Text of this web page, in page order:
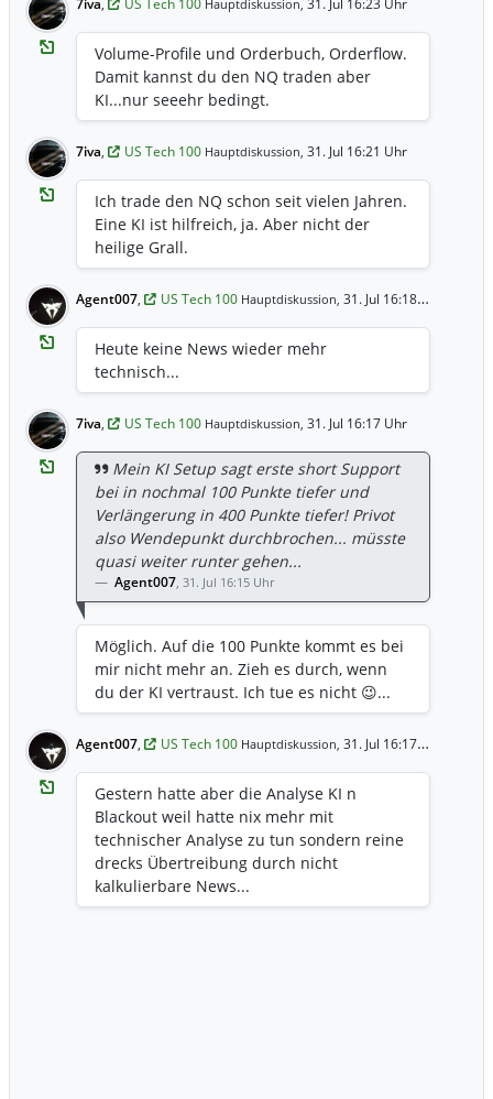
7iva, US Tech 100 Hauptdiskussion, 31. Jul 16:23 Uhr
Volume-Profile und Orderbuch, Orderflow.
Damit kannst du den NQ traden aber
KI...nur seeehr bedingt.
7iva, US Tech 100 Hauptdiskussion, 31. Jul 16:21 Uhr
Ich trade den NQ schon seit vielen Jahren.
Eine KI ist hilfreich, ja. Aber nicht der
heilige Grall.
Agent007, US Tech 100 Hauptdiskussion, 31. Jul 16:18 Uhr
Heute keine News wieder mehr
technisch...
7iva, US Tech 100 Hauptdiskussion, 31. Jul 16:17 Uhr
Mein KI Setup sagt erste short Support
bei in nochmal 100 Punkte tiefer und
Verlängerung in 400 Punkte tiefer! Privot
also Wendepunkt durchbrochen... müsste
quasi weiter runter gehen...
Agent007, 31. Jul 16:15 Uhr
Möglich. Auf die 100 Punkte kommt es bei
mir nicht mehr an. Zieh es durch, wenn
du der KI vertraust. Ich tue es nicht 😉...
Agent007, US Tech 100 Hauptdiskussion, 31. Jul 16:17 Uhr
Gestern hatte aber die Analyse KI n
Blackout weil hatte nix mehr mit
technischer Analyse zu tun sondern reine
drecks Übertreibung durch nicht
kalkulierbare News...